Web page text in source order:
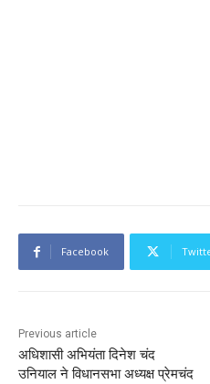
Facebook
Previous article
अधिशासी अभियंता दिनेश चंद
उनियाल ने विधानसभा अध्यक्ष प्रेमचंद